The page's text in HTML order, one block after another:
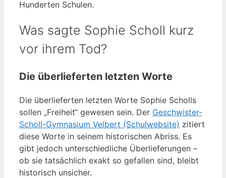
Hunderten Schulen.
Was sagte Sophie Scholl kurz
vor ihrem Tod?
Die überlieferten letzten Worte
Die überlieferten letzten Worte Sophie Scholls
sollen „Freiheit“ gewesen sein. Der Geschwister-
Scholl-Gymnasium Velbert (Schulwebsite) zitiert
diese Worte in seinem historischen Abriss. Es
gibt jedoch unterschiedliche Überlieferungen –
ob sie tatsächlich exakt so gefallen sind, bleibt
historisch unsicher.